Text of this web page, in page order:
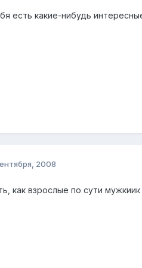
есть какие-нибудь
2008
как взрослые по сути